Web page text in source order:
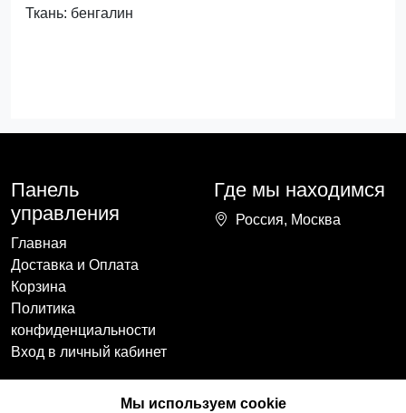
Ткань: бенгалин
Панель
управления
Главная
Доставка и Оплата
Корзина
Политика
конфиденциальности
Вход в личный кабинет
Где мы находимся
Россия, Москва
Мы используем cookie